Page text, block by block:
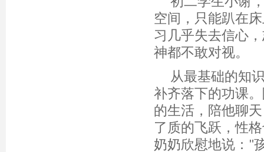
空间，只能趴在
习几乎失去信心
神都不敢对视。
从最基础的知
补齐落下的功课
的生活，陪他聊
了质的飞跃，性
奶奶欣慰地说： "